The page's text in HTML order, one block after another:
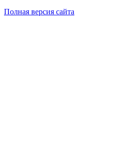
Полная версия сайта